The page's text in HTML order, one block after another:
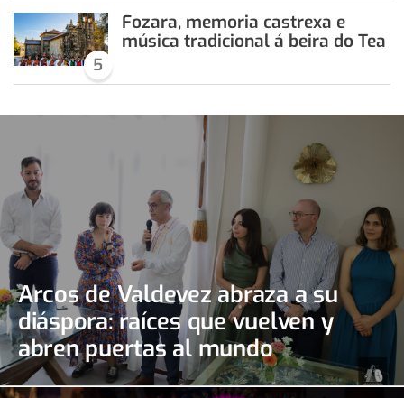
5
Fozara, memoria castrexa e
música tradicional á beira do Tea
Arcos de Valdevez abraza a su
diáspora: raíces que vuelven y
abren puertas al mundo